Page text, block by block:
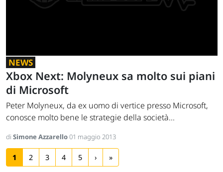
NEWS
Xbox Next: Molyneux sa molto sui piani
di Microsoft
Peter Molyneux, da ex uomo di vertice presso Microsoft,
conosce molto bene le strategie della società...
di Simone Azzarello01 maggio 2013
1 2 3 4 5 › »